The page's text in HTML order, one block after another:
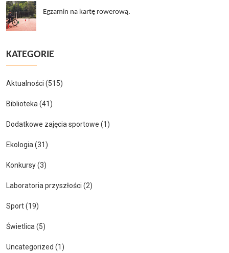
Egzamin na kartę rowerową.
KATEGORIE
Aktualności (515)
Biblioteka (41)
Dodatkowe zajęcia sportowe (1)
Ekologia (31)
Konkursy(3)
Laboratoria przyszłości (2)
Sport(19)
Świetlica (5)
Uncategorized (1)